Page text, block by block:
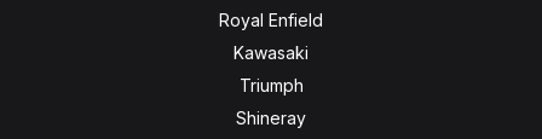
Royal Enfield
Kawasaki
Triumph
Shineray